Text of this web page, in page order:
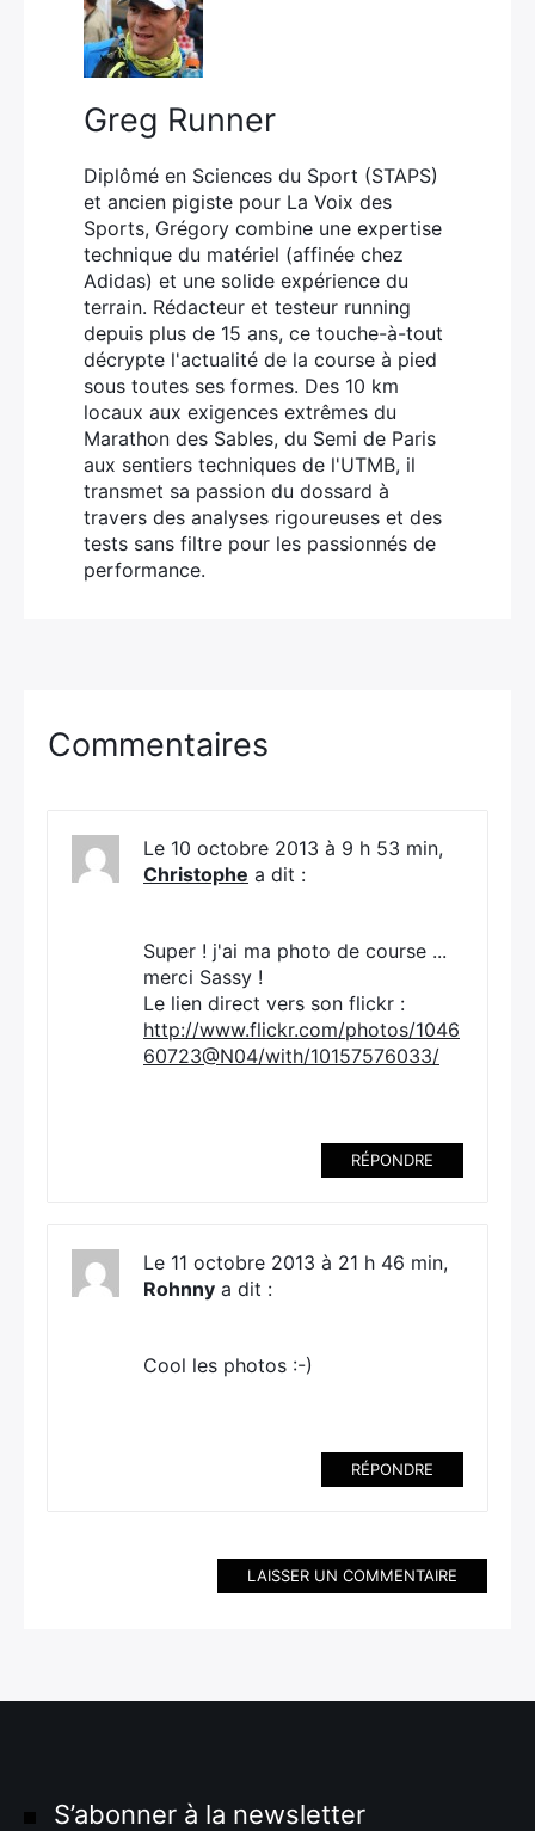
Greg Runner
Diplômé en Sciences du Sport (STAPS)
et ancien pigiste pour La Voix des
Sports, Grégory combine une expertise
technique du matériel (affinée chez
Adidas) et une solide expérience du
terrain. Rédacteur et testeur running
depuis plus de 15 ans, ce touche-à-tout
décrypte l'actualité de la course à pied
sous toutes ses formes. Des 10 km
locaux aux exigences extrêmes du
Marathon des Sables, du Semi de Paris
aux sentiers techniques de l'UTMB, il
transmet sa passion du dossard à
travers des analyses rigoureuses et des
tests sans filtre pour les passionnés de
performance.
Commentaires
Le 10 octobre 2013 à 9 h 53 min,
Christophe a dit :
Super ! j'ai ma photo de course ...
merci Sassy !
Le lien direct vers son flickr :
http://www.flickr.com/photos/1046
60723@N04/with/10157576033/
RÉPONDRE
Le 11 octobre 2013 à 21 h 46 min,
Rohnny a dit :
Cool les photos :-)
RÉPONDRE
LAISSER UN COMMENTAIRE
S’abonner à la newsletter
Rechercher
: